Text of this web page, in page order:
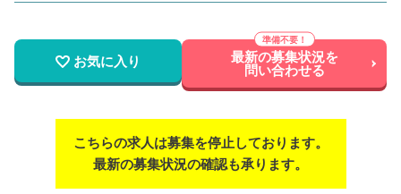
お気に入り 最新の募集状況を
問い合わせる
こちらの求人は募集を停止しております。
最新の募集状況の確認も承ります。